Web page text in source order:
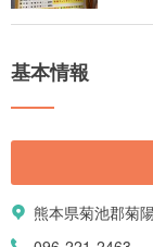
基本情報
熊本県菊池郡菊